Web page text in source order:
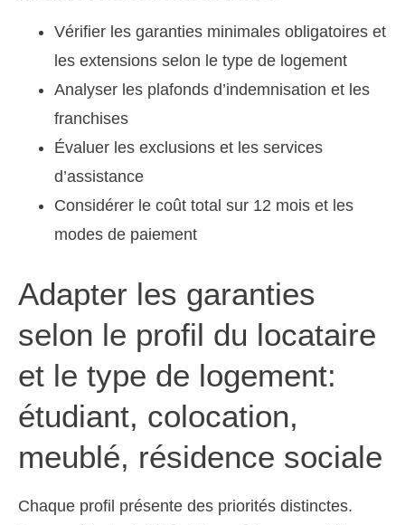
Vérifier les garanties minimales obligatoires et
les extensions selon le type de logement
Analyser les plafonds d’indemnisation et les
franchises
Évaluer les exclusions et les services
d’assistance
Considérer le coût total sur 12 mois et les
modes de paiement
Adapter les garanties
selon le profil du locataire
et le type de logement:
étudiant, colocation,
meublé, résidence sociale
Chaque profil présente des priorités distinctes.